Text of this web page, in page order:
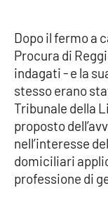
Vibo Valentia
Reggio
Cosenza
Lamezia Terme
Dopo il fermo a
Procura di
indagati - e la
stesso erano
Tribunale della
proposto
nell’interesse
domiciliari
professione di